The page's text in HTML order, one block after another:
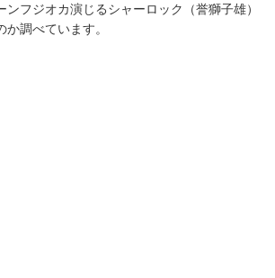
ンフジオカ演じるシャーロック（誉獅子雄）
か調べています。